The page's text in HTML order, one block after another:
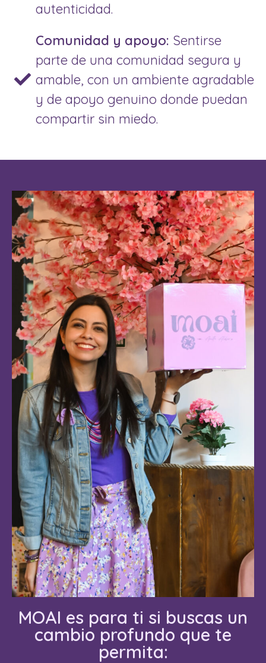
autenticidad.
Comunidad y apoyo: Sentirse
parte de una comunidad segura y
amable, con un ambiente agradable
y de apoyo genuino donde puedan
compartir sin miedo.
MOAI es para ti si buscas un
cambio profundo que te
permita: